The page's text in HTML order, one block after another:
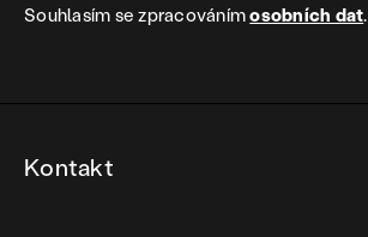
Souhlasím se zpracovánímosobních dat.
Kontakt